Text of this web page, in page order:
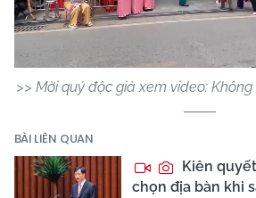
>> Mời quý độc giả xem video:
BÀI LIÊN QUAN
Kiên
chọn địa bàn khi